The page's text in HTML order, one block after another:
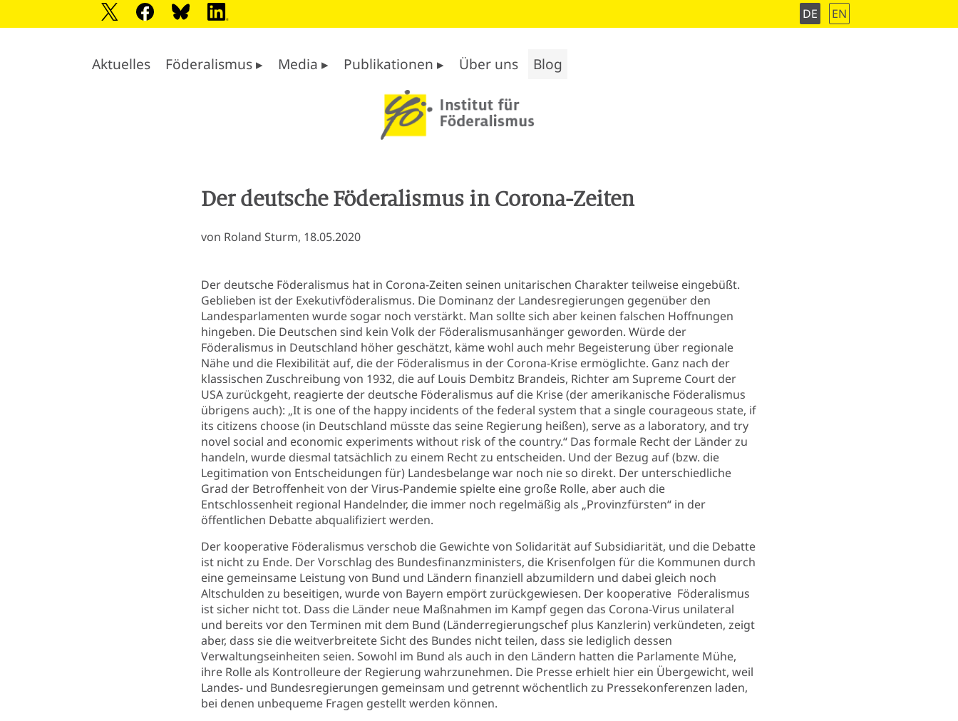
DE EN
Aktuelles Föderalismus ▸ Media ▸ Publikationen ▸ Über uns Blog
Der deutsche Föderalismus in Corona-Zeiten
von Roland Sturm, 18.05.2020
Der deutsche Föderalismus hat in Corona-Zeiten seinen unitarischen Charakter teilweise eingebüßt.
Geblieben ist der Exekutivföderalismus. Die Dominanz der Landesregierungen gegenüber den
Landesparlamenten wurde sogar noch verstärkt. Man sollte sich aber keinen falschen Hoffnungen
hingeben. Die Deutschen sind kein Volk der Föderalismusanhänger geworden. Würde der
Föderalismus in Deutschland höher geschätzt, käme wohl auch mehr Begeisterung über regionale
Nähe und die Flexibilität auf, die der Föderalismus in der Corona-Krise ermöglichte. Ganz nach der
klassischen Zuschreibung von 1932, die auf Louis Dembitz Brandeis, Richter am Supreme Court der
USA zurückgeht, reagierte der deutsche Föderalismus auf die Krise (der amerikanische Föderalismus
übrigens auch): „It is one of the happy incidents of the federal system that a single courageous state, if
its citizens choose (in Deutschland müsste das seine Regierung heißen), serve as a laboratory, and try
novel social and economic experiments without risk of the country.“ Das formale Recht der Länder zu
handeln, wurde diesmal tatsächlich zu einem Recht zu entscheiden. Und der Bezug auf (bzw. die
Legitimation von Entscheidungen für) Landesbelange war noch nie so direkt. Der unterschiedliche
Grad der Betroffenheit von der Virus-Pandemie spielte eine große Rolle, aber auch die
Entschlossenheit regional Handelnder, die immer noch regelmäßig als „Provinzfürsten“ in der
öffentlichen Debatte abqualifiziert werden.
Der kooperative Föderalismus verschob die Gewichte von Solidarität auf Subsidiarität, und die Debatte
ist nicht zu Ende. Der Vorschlag des Bundesfinanzministers, die Krisenfolgen für die Kommunen durch
eine gemeinsame Leistung von Bund und Ländern finanziell abzumildern und dabei gleich noch
Altschulden zu beseitigen, wurde von Bayern empört zurückgewiesen. Der kooperative Föderalismus
ist sicher nicht tot. Dass die Länder neue Maßnahmen im Kampf gegen das Corona-Virus unilateral
und bereits vor den Terminen mit dem Bund (Länderregierungschef plus Kanzlerin) verkündeten, zeigt
aber, dass sie die weitverbreitete Sicht des Bundes nicht teilen, dass sie lediglich dessen
Verwaltungseinheiten seien. Sowohl im Bund als auch in den Ländern hatten die Parlamente Mühe,
ihre Rolle als Kontrolleure der Regierung wahrzunehmen. Die Presse erhielt hier ein Übergewicht, weil
Landes- und Bundesregierungen gemeinsam und getrennt wöchentlich zu Pressekonferenzen laden,
bei denen unbequeme Fragen gestellt werden können.